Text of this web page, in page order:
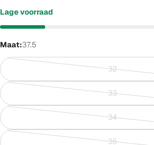
Lage voorraad
Maat:37.5
32
Variant
of
beschikbaar
33
Variant
of
34
Variant
35